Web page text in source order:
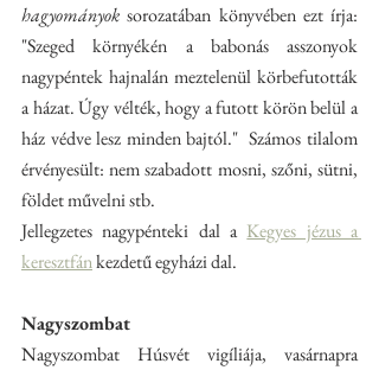
hagyományok sorozatában könyvében ezt írja:
"Szeged környékén a babonás asszonyok
nagypéntek hajnalán meztelenül körbefutották
a házat. Úgy vélték, hogy a futott körön belül a
ház védve lesz minden bajtól."  Számos tilalom
érvényesült: nem szabadott mosni, szőni, sütni,
földet művelni stb.
Jellegzetes nagypénteki dal a Kegyes jézus a
keresztfán kezdetű egyházi dal.
Nagyszombat
Nagyszombat Húsvét vigíliája, vasárnapra